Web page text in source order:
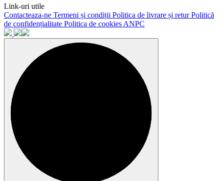
Link-uri utile
Contacteaza-ne Termeni și condiții Politica de livrare și returPolitică
de confidențialitate Politica de cookies ANPC